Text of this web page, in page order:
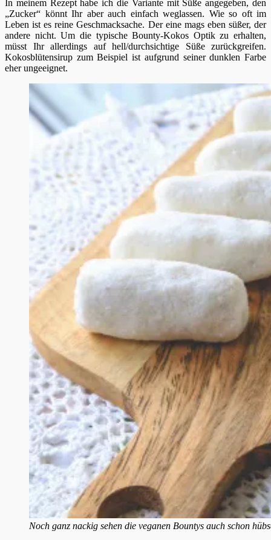
In meinem Rezept habe ich die Variante mit Süße angegeben, den
„Zucker“ könnt Ihr aber auch einfach weglassen. Wie so oft im
Leben ist es reine Geschmacksache. Der eine mags eben süßer, der
andere nicht. Um die typische Bounty-Kokos Optik zu erhalten,
müsst Ihr allerdings auf hell/durchsichtige Süße zurückgreifen.
Kokosblütensirup zum Beispiel ist aufgrund seiner dunklen Farbe
eher ungeeignet.
Noch ganz nackig sehen die veganen Bountys auch schon